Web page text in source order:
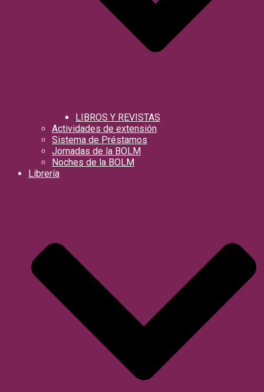
LIBROS Y REVISTAS
Actividades de extensión
Sistema de Préstamos
Jornadas de la BOLM
Noches de la BOLM
Librería